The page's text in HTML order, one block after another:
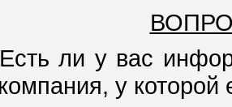
ли у вас
у